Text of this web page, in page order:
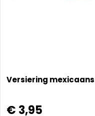
Versiering
€ 3,95